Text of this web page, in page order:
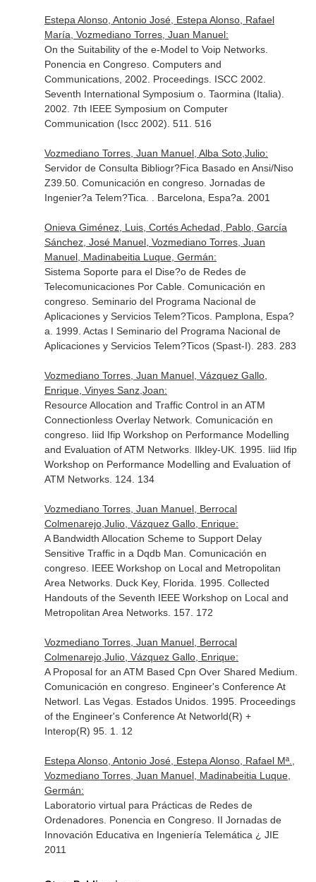
Estepa Alonso, Antonio José, Estepa Alonso, Rafael
María, Vozmediano Torres, Juan Manuel:
On the Suitability of the e-Model to Voip Networks.
Ponencia en Congreso. Computers and
Communications, 2002. Proceedings. ISCC 2002.
Seventh International Symposium o. Taormina (Italia).
2002. 7th IEEE Symposium on Computer
Communication (Iscc 2002). 511. 516
Vozmediano Torres, Juan Manuel, Alba Soto,Julio:
Servidor de Consulta Bibliogr?Fica Basado en Ansi/Niso
Z39.50. Comunicación en congreso. Jornadas de
Ingenier?a Telem?Tica. . Barcelona, Espa?a. 2001
Onieva Giménez, Luis, Cortés Achedad, Pablo, García
Sánchez, José Manuel, Vozmediano Torres, Juan
Manuel, Madinabeitia Luque, Germán:
Sistema Soporte para el Dise?o de Redes de
Telecomunicaciones Por Cable. Comunicación en
congreso. Seminario del Programa Nacional de
Aplicaciones y Servicios Telem?Ticos. Pamplona, Espa?
a. 1999. Actas I Seminario del Programa Nacional de
Aplicaciones y Servicios Telem?Ticos (Spast-I). 283. 283
Vozmediano Torres, Juan Manuel, Vázquez Gallo,
Enrique, Vinyes Sanz,Joan:
Resource Allocation and Traffic Control in an ATM
Connectionless Overlay Network. Comunicación en
congreso. Iiid Ifip Workshop on Performance Modelling
and Evaluation of ATM Networks. Ilkley-UK. 1995. Iiid Ifip
Workshop on Performance Modelling and Evaluation of
ATM Networks. 124. 134
Vozmediano Torres, Juan Manuel, Berrocal
Colmenarejo,Julio, Vázquez Gallo, Enrique:
A Bandwidth Allocation Scheme to Support Delay
Sensitive Traffic in a Dqdb Man. Comunicación en
congreso. IEEE Workshop on Local and Metropolitan
Area Networks. Duck Key, Florida. 1995. Collected
Handouts of the Seventh IEEE Workshop on Local and
Metropolitan Area Networks. 157. 172
Vozmediano Torres, Juan Manuel, Berrocal
Colmenarejo,Julio, Vázquez Gallo, Enrique:
A Proposal for an ATM Based Cpn Over Shared Medium.
Comunicación en congreso. Engineer's Conference At
Networl. Las Vegas. Estados Unidos. 1995. Proceedings
of the Engineer's Conference At Networld(R) +
Interop(R) 95. 1. 12
Estepa Alonso, Antonio José, Estepa Alonso, Rafael Mª.,
Vozmediano Torres, Juan Manuel, Madinabeitia Luque,
Germán:
Laboratorio virtual para Prácticas de Redes de
Ordenadores. Ponencia en Congreso. II Jornadas de
Innovación Educativa en Ingeniería Telemática ¿ JIE
2011